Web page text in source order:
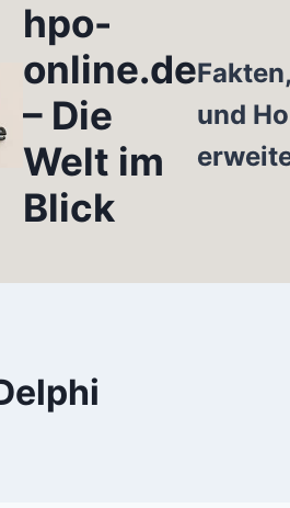
hpo-
online.de
– Die
Welt im
Blick
und